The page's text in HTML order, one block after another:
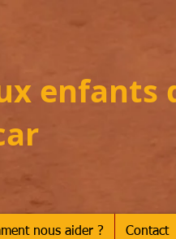
enfants
nous aider ? Contact